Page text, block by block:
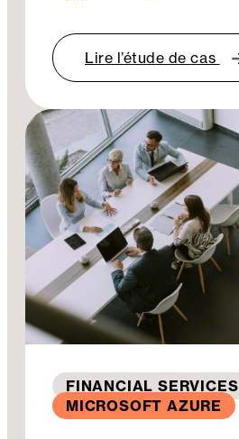
Lire l’étude de cas
FINANCIAL SERVICES
MICROSOFT AZURE